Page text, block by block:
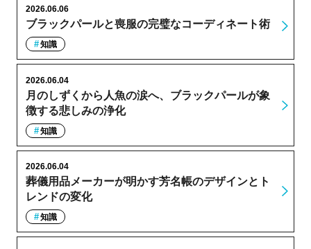
ブラックパールと喪服の完璧なコーディネート術
2026.06.06
知識
月のしずくから人魚の涙へ、ブラックパールが象
徴する悲しみの浄化
2026.06.04
知識
葬儀用品メーカーが明かす芳名帳のデザインとト
レンドの変化
2026.06.04
知識